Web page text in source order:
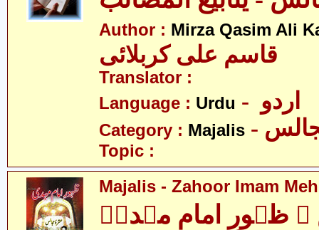
Author : Mirza Qasim Ali
قاسم علی کربلائی
Translator :
Language : Urdu
Category : Majalis
Topic :
Majalis - Zahoor Imam
ظہورِ امام مہدیؑ